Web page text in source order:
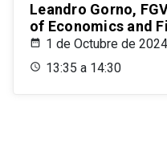
Leandro Gorno,
of Economics and
1 de Octubre de 2024
13:35 a 14:30